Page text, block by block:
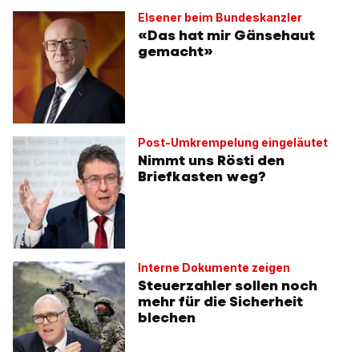
Elsener beim Bundeskanzler
«Das hat mir Gänsehaut
gemacht»
Post-Umkrempelung eingeläutet
Nimmt uns Rösti den
Briefkasten weg?
Interne Dokumente zeigen
Steuerzahler sollen noch
mehr für die Sicherheit
blechen